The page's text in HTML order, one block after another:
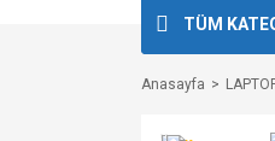
TÜM
Anasayfa